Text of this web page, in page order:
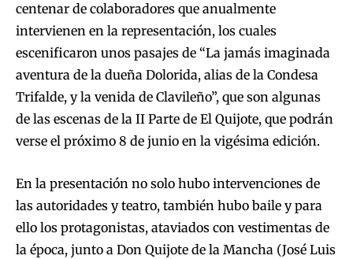
centenar de colaboradores que anualmente
intervienen en la representación, los cuales
escenificaron unos pasajes de “La jamás imaginada
aventura de la dueña Dolorida, alias de la Condesa
Trifalde, y la venida de Clavileño”, que son algunas
de las escenas de la II Parte de El Quijote, que podrán
verse el próximo 8 de junio en la vigésima edición.
En la presentación no solo hubo intervenciones de
las autoridades y teatro, también hubo baile y para
ello los protagonistas, ataviados con vestimentas de
la época, junto a Don Quijote de la Mancha (José Luis